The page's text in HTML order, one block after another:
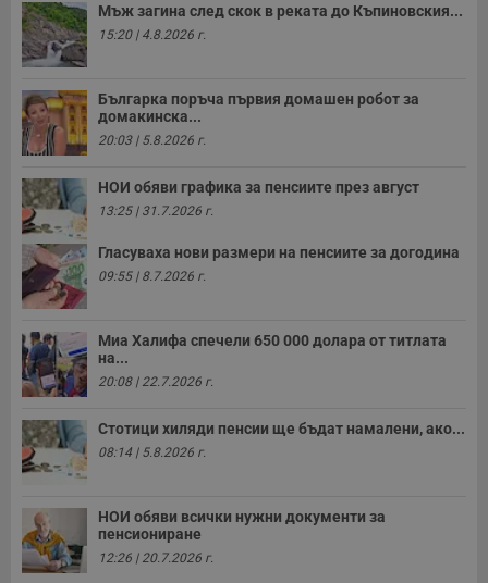
Мъж загина след скок в реката до Къпиновския...
15:20 | 4.8.2026 г.
Българка поръча първия домашен робот за
домакинска...
20:03 | 5.8.2026 г.
НОИ обяви графика за пенсиите през август
13:25 | 31.7.2026 г.
Гласуваха нови размери на пенсиите за догодина
09:55 | 8.7.2026 г.
Миа Халифа спечели 650 000 долара от титлата
на...
20:08 | 22.7.2026 г.
Стотици хиляди пенсии ще бъдат намалени, ако...
08:14 | 5.8.2026 г.
НОИ обяви всички нужни документи за
пенсиониране
12:26 | 20.7.2026 г.